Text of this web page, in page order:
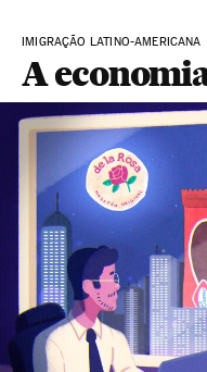
IMIGRAÇÃO LATINO-AMERICANA
A